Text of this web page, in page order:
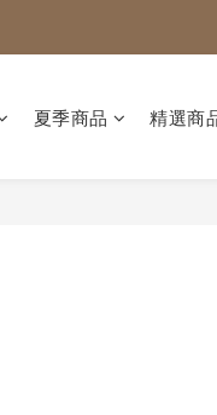
夏季商品 精選商